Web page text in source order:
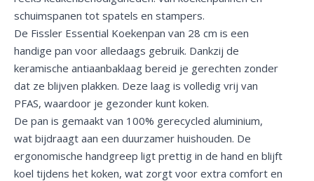
schuimspanen tot spatels en stampers.
De Fissler Essential Koekenpan van 28 cm is een
handige pan voor alledaags gebruik. Dankzij de
keramische antiaanbaklaag bereid je gerechten zonder
dat ze blijven plakken. Deze laag is volledig vrij van
PFAS, waardoor je gezonder kunt koken.
De pan is gemaakt van 100% gerecycled aluminium,
wat bijdraagt aan een duurzamer huishouden. De
ergonomische handgreep ligt prettig in de hand en blijft
koel tijdens het koken, wat zorgt voor extra comfort en